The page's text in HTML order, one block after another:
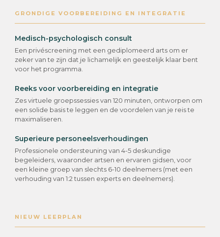
GRONDIGE VOORBEREIDING EN INTEGRATIE
Medisch-psychologisch consult
Een privéscreening met een gediplomeerd arts om er
zeker van te zijn dat je lichamelijk en geestelijk klaar bent
voor het programma.
Reeks voor voorbereiding en integratie
Zes virtuele groepssessies van 120 minuten, ontworpen om
een solide basis te leggen en de voordelen van je reis te
maximaliseren.
Superieure personeelsverhoudingen
Professionele ondersteuning van 4-5 deskundige
begeleiders, waaronder artsen en ervaren gidsen, voor
een kleine groep van slechts 6-10 deelnemers (met een
verhouding van 1:2 tussen experts en deelnemers).
NIEUW LEERPLAN